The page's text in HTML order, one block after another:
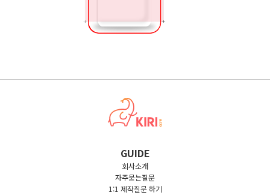
GUIDE
회사소개
자주묻는질문
1:1 제작질문 하기